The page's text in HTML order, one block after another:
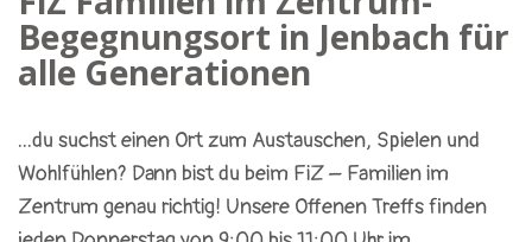
Begegnungsort in Jenbach für
alle Generationen
...du suchst einen Ort zum Austauschen, Spielen und
Wohlfühlen? Dann bist du beim FiZ – Familien im
Zentrum genau richtig! Unsere Offenen Treffs finden